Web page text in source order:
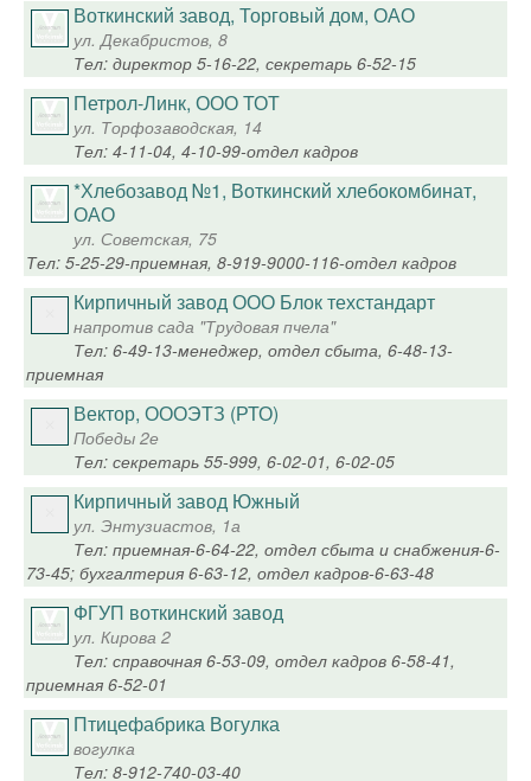
Воткинский завод, Торговый дом, ОАО
ул. Декабристов, 8
Тел: директор 5-16-22, секретарь 6-52-15
Петрол-Линк, ООО ТОТ
ул. Торфозаводская, 14
Тел: 4-11-04, 4-10-99-отдел кадров
*Хлебозавод №1, Воткинский хлебокомбинат,
ОАО
ул. Советская, 75
Тел: 5-25-29-приемная, 8-919-9000-116-отдел кадров
Кирпичный завод ООО Блок техстандарт
напротив сада "Трудовая пчела"
Тел: 6-49-13-менеджер, отдел сбыта, 6-48-13-
приемная
Вектор, ОООЭТЗ (РТО)
Победы 2е
Тел: секретарь 55-999, 6-02-01, 6-02-05
Кирпичный завод Южный
ул. Энтузиастов, 1а
Тел: приемная-6-64-22, отдел сбыта и снабжения-6-
73-45; бухгалтерия 6-63-12, отдел кадров-6-63-48
ФГУП воткинский завод
ул. Кирова 2
Тел: справочная 6-53-09, отдел кадров 6-58-41,
приемная 6-52-01
Птицефабрика Вогулка
вогулка
Тел: 8-912-740-03-40